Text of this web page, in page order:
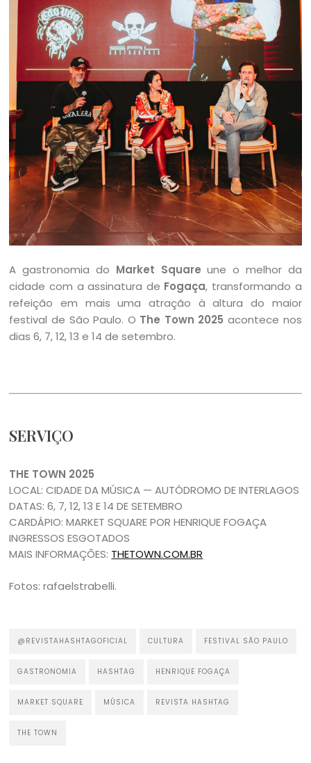
A gastronomia do Market Square une o melhor da
cidade com a assinatura de Fogaça, transformando a
refeição em mais uma atração à altura do maior
festival de São Paulo. O The Town 2025acontece nos
dias 6, 7, 12, 13 e 14 de setembro.
SERVIÇO
THE TOWN 2025
LOCAL: CIDADE DA MÚSICA — AUTÓDROMO DE INTERLAGOS
DATAS: 6, 7, 12, 13 E 14 DE SETEMBRO
CARDÁPIO: MARKET SQUARE POR HENRIQUE FOGAÇA
INGRESSOS ESGOTADOS
MAIS INFORMAÇÕES: THETOWN.COM.BR
Fotos: rafaelstrabelli.
@REVISTAHASHTAGOFICIAL CULTURA FESTIVAL SÃO PAULO
GASTRONOMIA HASHTAG HENRIQUE FOGAÇA
MARKET SQUARE MÚSICA REVISTA HASHTAG
THE TOWN